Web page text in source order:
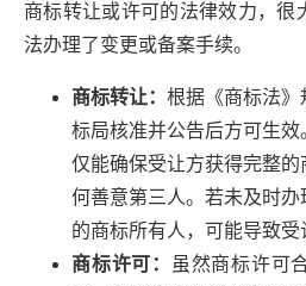
商标转让或许可的法律效力，很
法办理了变更或备案手续。
商标转让： 根据《商标法》
标局核准并公告后方可生
仅能确保受让方获得完整
何善意第三人。若未及时
的商标所有人，可能导致受
商标许可：
虽然商标许可